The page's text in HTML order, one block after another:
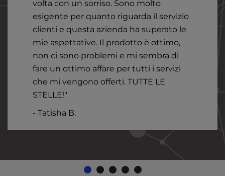
volta con un sorriso. Sono molto
esigente per quanto riguarda il servizio
clienti e questa azienda ha superato le
mie aspettative. Il prodotto è ottimo,
non ci sono problemi e mi sembra di
fare un ottimo affare per tutti i servizi
che mi vengono offerti. TUTTE LE
STELLE!"
- Tatisha B.